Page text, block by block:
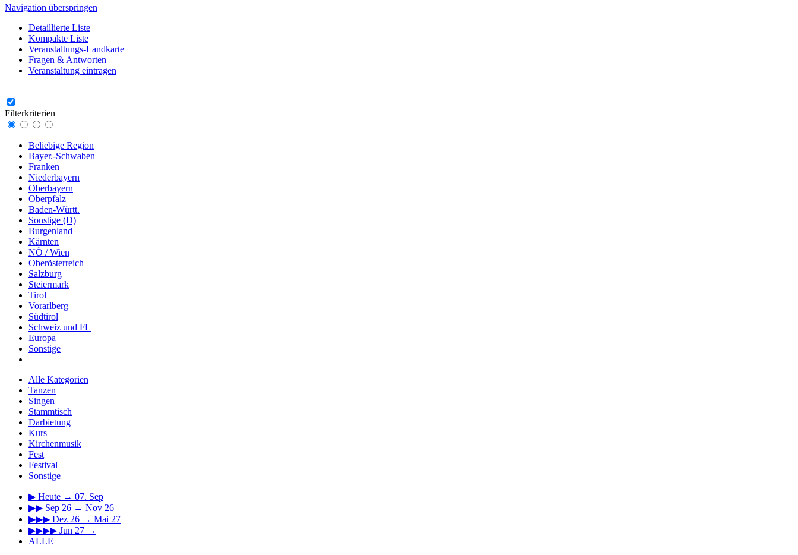
Navigation überspringen
Detaillierte Liste
Kompakte Liste
Veranstaltungs-Landkarte
Fragen & Antworten
Veranstaltung eintragen
Filterkriterien
Beliebige Region
Bayer.-Schwaben
Franken
Niederbayern
Oberbayern
Oberpfalz
Baden-Württ.
Sonstige (D)
Burgenland
Kärnten
NÖ / Wien
Oberösterreich
Salzburg
Steiermark
Tirol
Vorarlberg
Südtirol
Schweiz und FL
Europa
Sonstige
Alle Kategorien
Tanzen
Singen
Stammtisch
Darbietung
Kurs
Kirchenmusik
Fest
Festival
Sonstige
▶ Heute → 07. Sep
▶▶ Sep 26 → Nov 26
▶▶▶ Dez 26 → Mai 27
▶▶▶▶ Jun 27 →
ALLE